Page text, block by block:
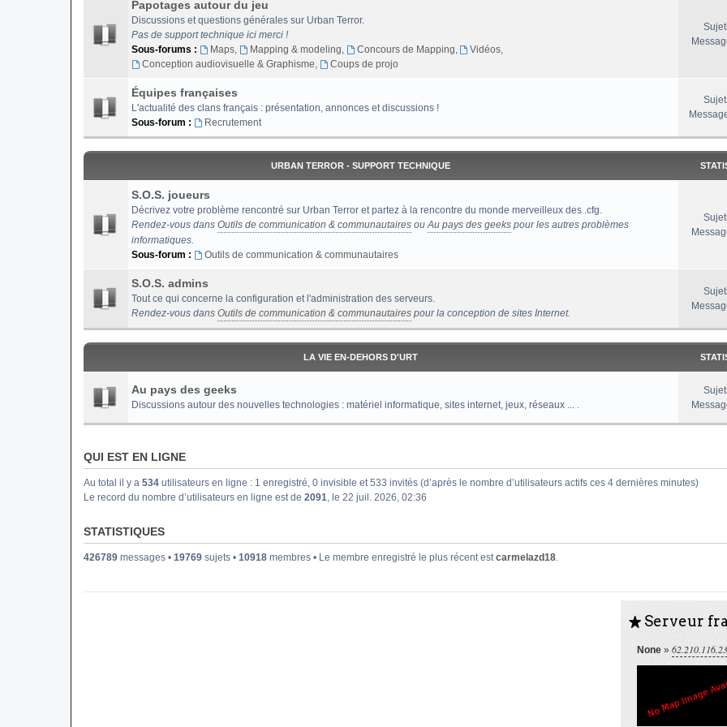
Papotages autour du jeu
Discussions et questions générales sur Urban Terror.
Pas de support technique ici merci !
Sous-forums :
Maps, Mapping & modeling, Concours de Mapping, Vidéos,
Conception audiovisuelle & Graphisme, Coups de projo
Équipes françaises
L'actualité des clans français : présentation, annonces et discussions !
Sous-forum :
Recrutement
URBAN TERROR - SUPPORT TECHNIQUE
S.O.S. joueurs
Décrivez votre problème rencontré sur Urban Terror et partez à la rencontre du monde merveilleux des .cfg.
Rendez-vous dans Outils de communication & communautaires ouAu pays des geeks pour les autres problèmes
informatiques.
Sous-forum :
Outils de communication & communautaires
S.O.S. admins
Tout ce qui concerne la configuration et l'administration des serveurs.
Rendez-vous dans Outils de communication & communautaires pour la conception de sites Internet.
LA VIE EN-DEHORS D'URT
Au pays des geeks
Discussions autour des nouvelles technologies : matériel informatique, sites internet, jeux, réseaux ... .
QUI EST EN LIGNE
Au total il y a 534 utilisateurs en ligne : 1 enregistré, 0 invisible et 533 invités (d’après le nombre d’utilisateurs actifs ces 4 dernières minutes)
Le record du nombre d’utilisateurs en ligne est de 2091, le 22 juil. 2026, 02:36
STATISTIQUES
426789 messages • 19769 sujets • 10918 membres • Le membre enregistré le plus récent estcarmelazd18.
S Serveur
None »